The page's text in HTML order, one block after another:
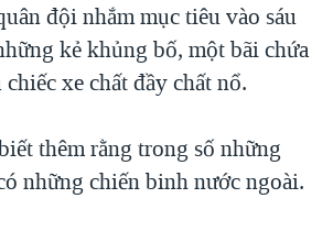
đội nhắm mục tiêu vào sáu
kẻ khủng bố, một bãi chứa
xe chất đầy chất nổ.
thêm rằng trong số những
những chiến binh nước ngoài.